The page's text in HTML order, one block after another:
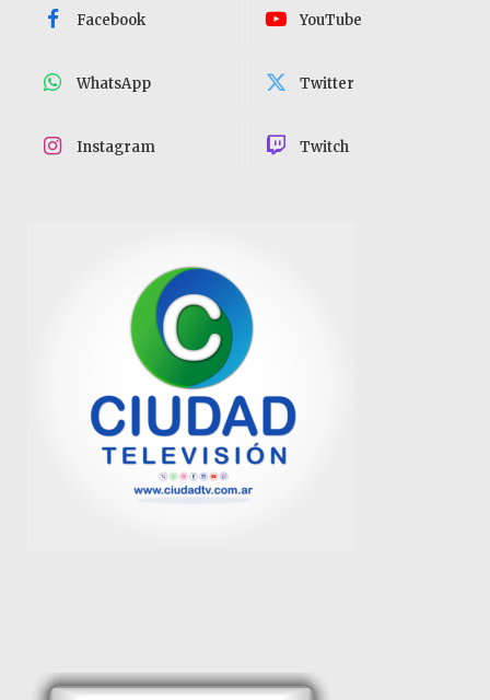
Facebook YouTube
WhatsApp Twitter
Instagram Twitch